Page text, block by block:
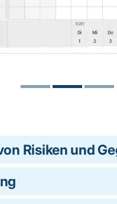
Risiken und